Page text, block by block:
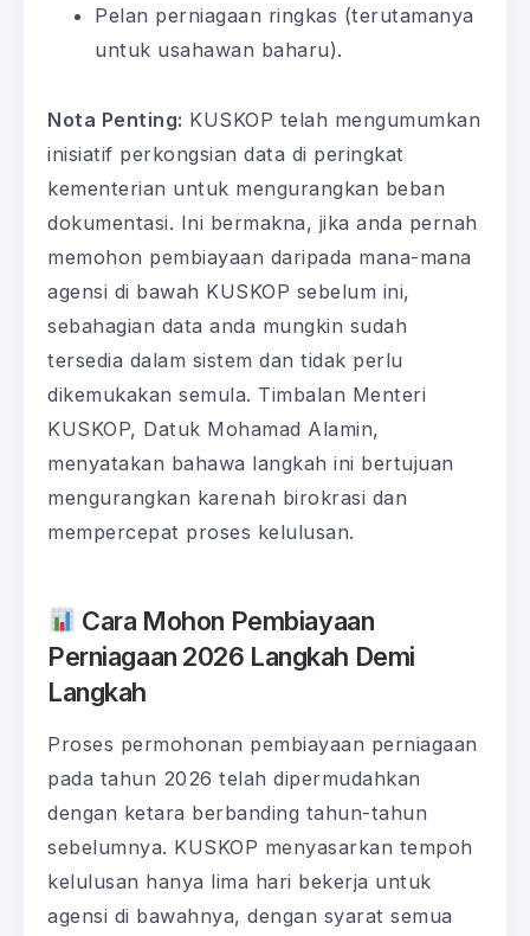
Pelan perniagaan ringkas (terutamanya
untuk usahawan baharu).
Nota Penting: KUSKOP telah mengumumkan
inisiatif perkongsian data di peringkat
kementerian untuk mengurangkan beban
dokumentasi. Ini bermakna, jika anda pernah
memohon pembiayaan daripada mana-mana
agensi di bawah KUSKOP sebelum ini,
sebahagian data anda mungkin sudah
tersedia dalam sistem dan tidak perlu
dikemukakan semula. Timbalan Menteri
KUSKOP, Datuk Mohamad Alamin,
menyatakan bahawa langkah ini bertujuan
mengurangkan karenah birokrasi dan
mempercepat proses kelulusan.
Cara Mohon Pembiayaan
Perniagaan 2026 Langkah Demi
Langkah
Proses permohonan pembiayaan perniagaan
pada tahun 2026 telah dipermudahkan
dengan ketara berbanding tahun-tahun
sebelumnya. KUSKOP menyasarkan tempoh
kelulusan hanya lima hari bekerja untuk
agensi di bawahnya, dengan syarat semua